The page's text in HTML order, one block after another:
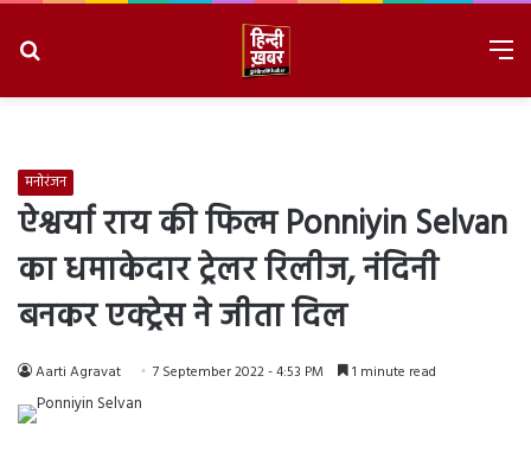
मनोरंजन
ऐश्वर्या राय की फिल्म Ponniyin Selvan
का धमाकेदार ट्रेलर रिलीज, नंदिनी
बनकर एक्ट्रेस ने जीता दिल
Aarti Agravat 7 September 2022 - 4:53 PM 1 minute read